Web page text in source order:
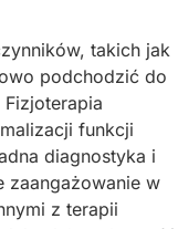
takich jak
podchodzić do
funkcji
diagnostyka i
zaangażowanie w
z terapii